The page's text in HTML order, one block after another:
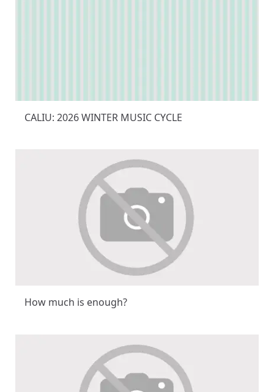
CALIU: 2026 WINTER MUSIC CYCLE
How much is enough?